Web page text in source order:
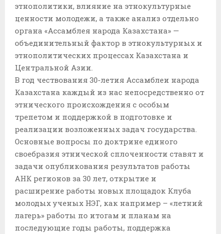
этнополитики, влияние на этнокультурные
ценности молодежи, а также анализ отдельно
органа «Ассамблея народа Казахстана» —
объединительный фактор в этнокультурных и
этнополитических процессах Казахстана и
Центральной Азии.
В год чествования 30-летия Ассамблеи народа
Казахстана каждый из нас непосредственно от
этнического происхождения с особым
трепетом и поддержкой в подготовке и
реализации возложенных задач государства.
Основные вопросы по доктрине единого
своебразия этнической сплоченности ставят и
задачи опубликования результатов работы
АНК регионов за 30 лет, открытие и
расширение работы новых площадок Клуба
молодых ученых НЭГ, как например – «летний
лагерь» работы по итогам и планам на
последующие годы работы, поддержка